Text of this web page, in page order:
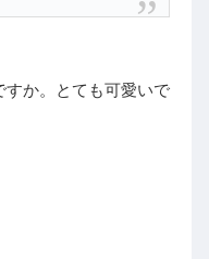
すか。とても可愛いで